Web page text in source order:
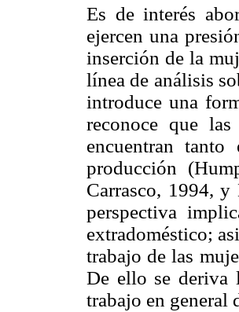
Es de interés
ejercen una
inserción de la
línea de análisis
introduce una
reconoce que
encuentran
producción
Carrasco, 1994,
perspectiva
extradoméstico;
trabajo de las
De ello se deriva
trabajo en general